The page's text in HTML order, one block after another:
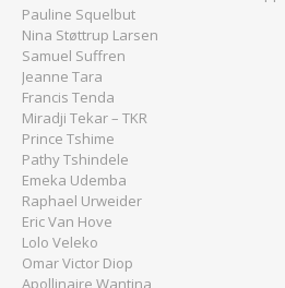
Pauline Squelbut
Nina Støttrup Larsen
Samuel Suffren
Jeanne Tara
Francis Tenda
Miradji Tekar – TKR
Prince Tshime
Pathy Tshindele
Emeka Udemba
Raphael Urweider
Eric Van Hove
Lolo Veleko
Omar Victor Diop
Apollinaire Wantina